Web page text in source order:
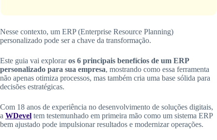
Nesse contexto, um ERP (Enterprise Resource Planning)
personalizado pode ser a chave da transformação.
Este guia vai exploraros 6 principais benefícios de um ERP
personalizado para sua empresa, mostrando como essa ferramenta
não apenas otimiza processos, mas também cria uma base sólida para
decisões estratégicas.
Com 18 anos de experiência no desenvolvimento de soluções digitais,
a WDevel tem testemunhado em primeira mão como um sistema ERP
bem ajustado pode impulsionar resultados e modernizar operações.